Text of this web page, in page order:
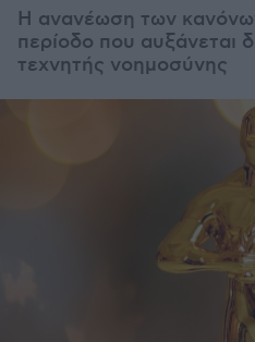
Η ανανέωση των
περίοδο που αυξάνεται
τεχνητής νοημοσύνης